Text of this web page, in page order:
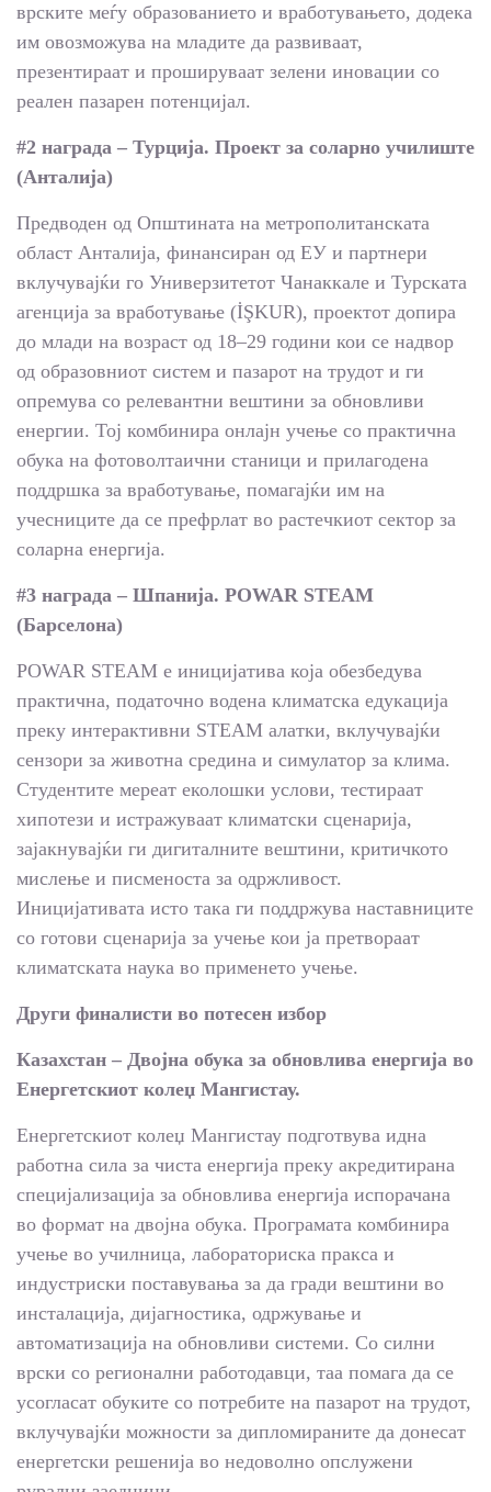
врските меѓу образованието и вработувањето, додека
им овозможува на младите да развиваат,
презентираат и прошируваат зелени иновации со
реален пазарен потенцијал.
#2 награда – Турција. Проект за соларно училиште
(Анталија)
Предводен од Општината на метрополитанската
област Анталија, финансиран од ЕУ и партнери
вклучувајќи го Универзитетот Чанаккале и Турската
агенција за вработување (İŞKUR), проектот допира
до млади на возраст од 18–29 години кои се надвор
од образовниот систем и пазарот на трудот и ги
опремува со релевантни вештини за обновливи
енергии. Тој комбинира онлајн учење со практична
обука на фотоволтаични станици и прилагодена
поддршка за вработување, помагајќи им на
учесниците да се префрлат во растечкиот сектор за
соларна енергија.
#3 награда – Шпанија. POWAR STEAM
(Барселона)
POWAR STEAM е иницијатива која обезбедува
практична, податочно водена климатска едукација
преку интерактивни STEAM алатки, вклучувајќи
сензори за животна средина и симулатор за клима.
Студентите мереат еколошки услови, тестираат
хипотези и истражуваат климатски сценарија,
зајакнувајќи ги дигиталните вештини, критичкото
мислење и писменоста за одржливост.
Иницијативата исто така ги поддржува наставниците
со готови сценарија за учење кои ја претвораат
климатската наука во применето учење.
Други финалисти во потесен избор
Казахстан – Двојна обука за обновлива енергија во
Енергетскиот колеџ Мангистау.
Енергетскиот колеџ Мангистау подготвува идна
работна сила за чиста енергија преку акредитирана
специјализација за обновлива енергија испорачана
во формат на двојна обука. Програмата комбинира
учење во училница, лабораториска пракса и
индустриски поставувања за да гради вештини во
инсталација, дијагностика, одржување и
автоматизација на обновливи системи. Со силни
врски со регионални работодавци, таа помага да се
усогласат обуките со потребите на пазарот на трудот,
вклучувајќи можности за дипломираните да донесат
енергетски решенија во недоволно опслужени